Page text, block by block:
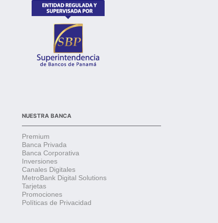
NUESTRA BANCA
Premium
Banca Privada
Banca Corporativa
Inversiones
Canales Digitales
MetroBank Digital Solutions
Tarjetas
Promociones
Políticas de Privacidad